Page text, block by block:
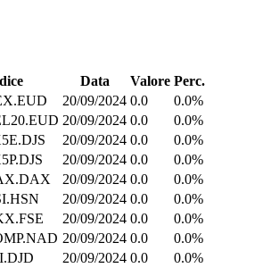
Data Valore Perc.
20/09/2024 0.0
0.0%
20/09/2024 0.0
0.0%
20/09/2024 0.0
0.0%
20/09/2024 0.0
0.0%
20/09/2024 0.0
0.0%
20/09/2024 0.0
0.0%
20/09/2024 0.0
0.0%
20/09/2024 0.0
0.0%
20/09/2024 0.0
0.0%